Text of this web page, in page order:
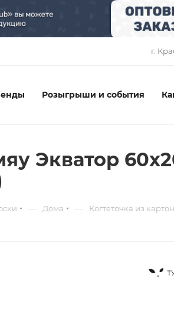
г.
Розыгрыши и события
Экватор
— Дома — Когтеточка из